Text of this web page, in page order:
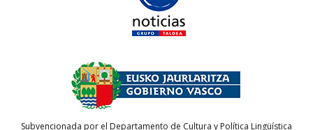
Subvencionada por el Departamento de Cultura y Política Lingüística